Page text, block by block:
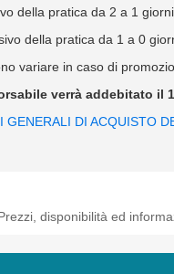
della pratica da 2 a 1
della pratica da 1 a 0
variare in caso di
verrà addebitato il
GENERALI DI ACQUISTO
disponibilità ed